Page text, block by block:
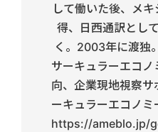
して働いた後、メ
得、日西通訳とし
く。2003年に渡独
サーキュラーエコ
向、企業現地視察
ーキュラーエコノミ
https://ameblo.jp/